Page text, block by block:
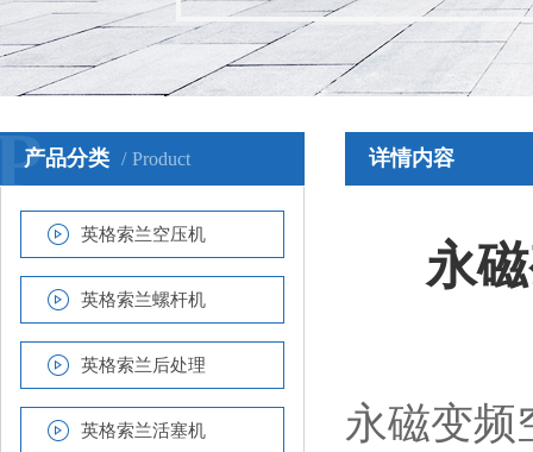
产品分类 Product
英格索兰空压机
英格索兰螺杆机
英格索兰后处理
英格索兰活塞机
详情内容
永
永磁变频